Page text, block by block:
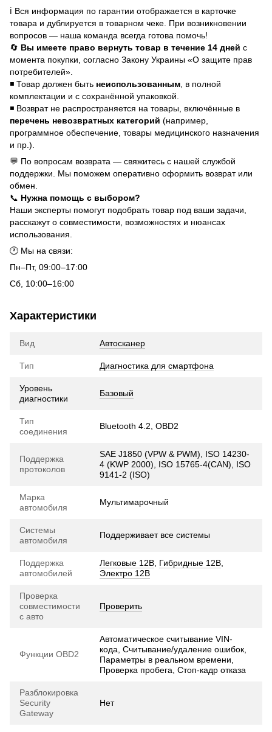
ℹ️ Вся информация по гарантии отображается в карточке
товара и дублируется в товарном чеке. При возникновении
вопросов — наша команда всегда готова помочь!
🔄 Вы имеете право вернуть товар в течение 14 дней с
момента покупки, согласно Закону Украины «О защите прав
потребителей».
◾ Товар должен быть неиспользованным , в полной
комплектации и с сохранённой упаковкой.
◾ Возврат не распространяется на товары, включённые в
перечень невозвратных категорий (например,
программное обеспечение, товары медицинского назначения
и пр.).
💬 По вопросам возврата — свяжитесь с нашей службой
поддержки. Мы поможем оперативно оформить возврат или
обмен.
📞 Нужна помощь с выбором?
Наши эксперты помогут подобрать товар под ваши задачи,
расскажут о совместимости, возможностях и нюансах
использования.
🕐 Мы на связи:
Пн–Пт, 09:00–17:00
Сб, 10:00–16:00
Характеристики
Вид Автосканер
Тип Диагностика для смартфона
Уровень
диагностики
Базовый
Тип
соединения
Bluetooth 4.2, OBD2
Поддержка
протоколов
SAE J1850 (VPW & PWM), ISO 14230-
4 (KWP 2000), ISO 15765-4(CAN), ISO
9141-2 (ISO)
Марка
автомобиля
Мультимарочный
Системы
автомобиля
Поддерживает все системы
Поддержка
автомобилей
Легковые 12В Гибридные 12В
Электро 12В
Проверка
совместимости
с авто
Проверить
Функции OBD2
Автоматическое считывание VIN-
кода, Считывание/удаление ошибок,
Параметры в реальном времени,
Проверка пробега, Стоп-кадр отказа
Разблокировка
Security
Gateway
Нет